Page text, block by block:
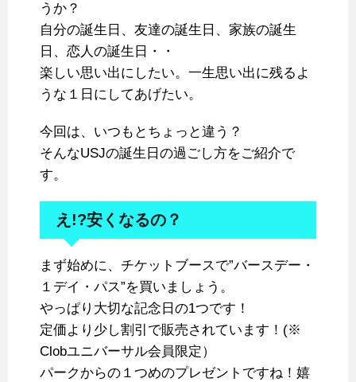
うか？
自分の誕生日、友達の誕生日、家族の誕生
日、恋人の誕生日・・
楽しい思い出にしたい。一生思い出に残るよ
うな１日にしてあげたい。
今回は、いつもとちょっと違う？
そんなUSJの誕生日の過ごし方をご紹介で
す。
え!?安くなるの？
まず始めに、チケットブースで”バースデー・
１デイ・パス”を買いましょう。
やっぱり大切な記念日の1つです！
定価より少し割引で販売されています！(※
Clobユニバーサル会員限定）
パークからの１つめのプレゼントですね！嬉